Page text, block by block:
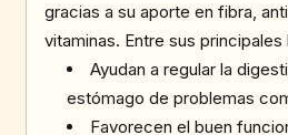
gracias a su aporte en fibra,
vitaminas. Entre sus
Ayudan a regular la
estómago de problemas
Favorecen el buen